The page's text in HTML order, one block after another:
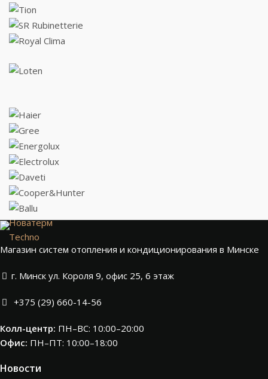
Новатерм
Techno
Магазин систем отопления и кондиционирования в Минске
г. Минск ул. Короля 9, офис 25, 6 этаж
+375 (29) 660-14-56
Колл-центр: ПН–ВС: 10:00–20:00​
Офис: ПН–ПТ: 10:00–18:00
Новости